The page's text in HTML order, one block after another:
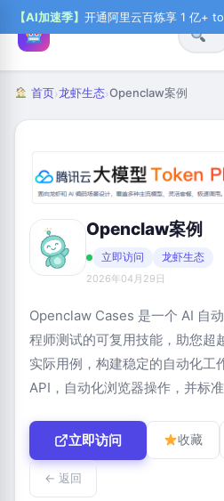
【AI加速季】 开通阿里云百炼享 1 亿+ tokens，Qwen3.7 限时 5 折起，秒悟新注
首页›龙虾生态›Openclaw案例
Openclaw案例
立即访问 龙虾生态
2026年04月29日
Openclaw Cases 是一个 AI 自
程师测试的可复用技能，助您超
实际用例，构建稳定的自动化工
API，自动化浏览器操作，并标准
立即访问 收藏
← 返回